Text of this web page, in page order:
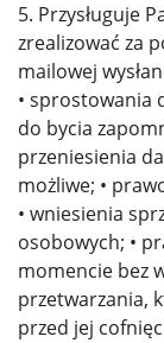
5. Przysługuje
zrealizować za
mailowej
• sprostowania
do bycia
przeniesienia
możliwe; •
• wniesienia
osobowych; •
momencie bez
przetwarzania,
przed jej